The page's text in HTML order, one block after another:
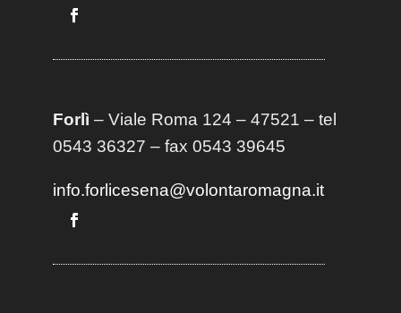
Forlì – Viale Roma 124 – 47521 – tel
0543 36327 – fax 0543 39645
info.forlicesena@volontaromagna.it